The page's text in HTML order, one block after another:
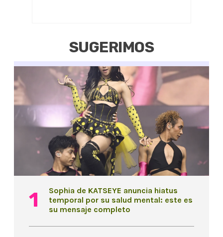
SUGERIMOS
Sophia de KATSEYE anuncia hiatus
temporal por su salud mental: este es
su mensaje completo